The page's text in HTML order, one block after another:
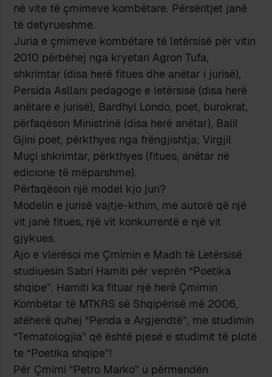
në vite të çmimeve kombëtare. Përsëritjet janë
të detyrueshme.
Juria e çmimeve kombëtare të letërsisë për vitin
2010 përbëhej nga kryetari Agron Tufa,
shkrimtar (disa herë fitues dhe anëtar i jurisë),
Persida Asllani pedagoge e letërsisë (disa herë
anëtare e jurisë), Bardhyl Londo, poet, burokrat,
përfaqëson Ministrinë (disa herë anëtar), Balil
Gjini poet, përkthyes nga frëngjishtja; Virgjil
Muçi shkrimtar, përkthyes (fitues, anëtar në
edicione të mëparshme).
Përfaqëson një model kjo juri?
Modelin e jurisë vajtje-kthim, me autorë që një
vit janë fitues, një vit konkurrentë e një vit
gjykues.
Ajo e vlerësoi me Çmimin e Madh të Letërsisë
studiuesin Sabri Hamiti për veprën “Poetika
shqipe”. Hamiti ka fituar një herë Çmimin
Kombëtar të MTKRS së Shqipërisë më 2006,
atëherë quhej “Penda e Argjendtë”, me studimin
“Tematologjia” që është pjesë e studimit të plotë
te “Poetika shqipe”!
Për Çmimi “Petro Marko” u përmendën